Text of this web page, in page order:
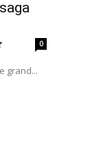
0
grand...